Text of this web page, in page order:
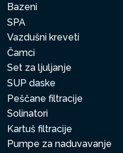
Bazeni
SPA
Vazdušni kreveti
Čamci
Set za ljuljanje
SUP daske
Peščane filtracije
Solinatori
Kartuš filtracije
Pumpe za naduvavanje